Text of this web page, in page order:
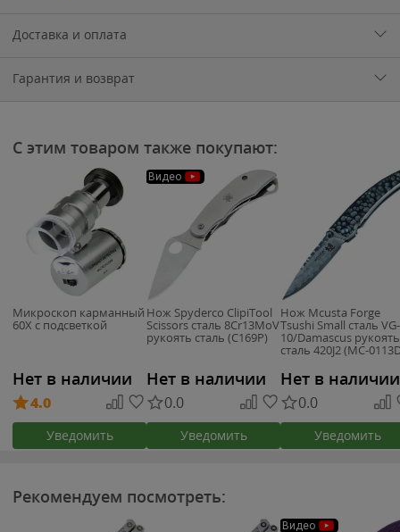
Доставка и оплата
Гарантия и возврат
С этим товаром также покупают:
Микроскоп карманный
60X с подсветкой
Нет в наличии
4.0
Уведомить
Видео
Нож Spyderco ClipiTool
Scissors сталь 8Cr13MoV
рукоять сталь (C169P)
Нет в наличии
0.0
Уведомить
Нож Mcusta Forge
Tsushi Small сталь VG-
10/Damascus рукоять
сталь 420J2 (MC-
Нет в наличии
0.0
Уведомить
Рекомендуем посмотреть:
Видео